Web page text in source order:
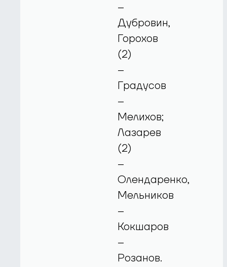
–
Дубровин,
Горохов
(2)
–
Градусов
–
Мелихов;
Лазарев
(2)
–
Олендаренко,
Мельников
–
Кокшаров
–
Розанов.